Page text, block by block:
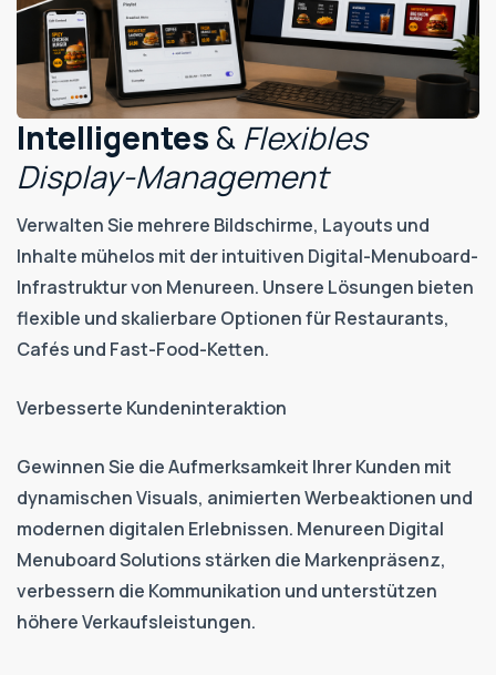
Intelligentes & Flexibles
Display-Management
Verwalten Sie mehrere Bildschirme, Layouts und
Inhalte mühelos mit der intuitiven Digital-Menuboard-
Infrastruktur von Menureen. Unsere Lösungen bieten
flexible und skalierbare Optionen für Restaurants,
Cafés und Fast-Food-Ketten.
Verbesserte Kundeninteraktion
Gewinnen Sie die Aufmerksamkeit Ihrer Kunden mit
dynamischen Visuals, animierten Werbeaktionen und
modernen digitalen Erlebnissen. Menureen Digital
Menuboard Solutions stärken die Markenpräsenz,
verbessern die Kommunikation und unterstützen
höhere Verkaufsleistungen.